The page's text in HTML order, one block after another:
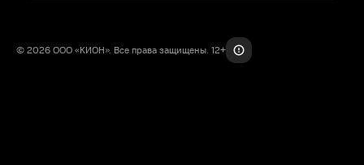
© 2026 ООО «КИОН». Все права защищены. 12+